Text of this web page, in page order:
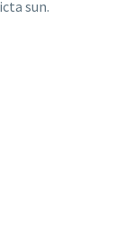
sun.